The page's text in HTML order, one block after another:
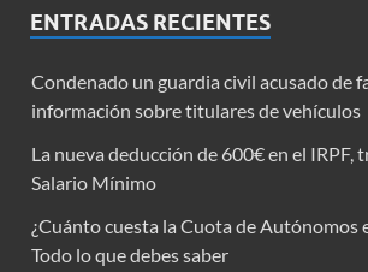
ENTRADAS RECIENTES
Condenado un guardia civil acusado de
información sobre titulares de vehículos
La nueva deducción de 600€ en el IRPF,
Salario Mínimo
¿Cuánto cuesta la Cuota de Autónomos
Todo lo que debes saber